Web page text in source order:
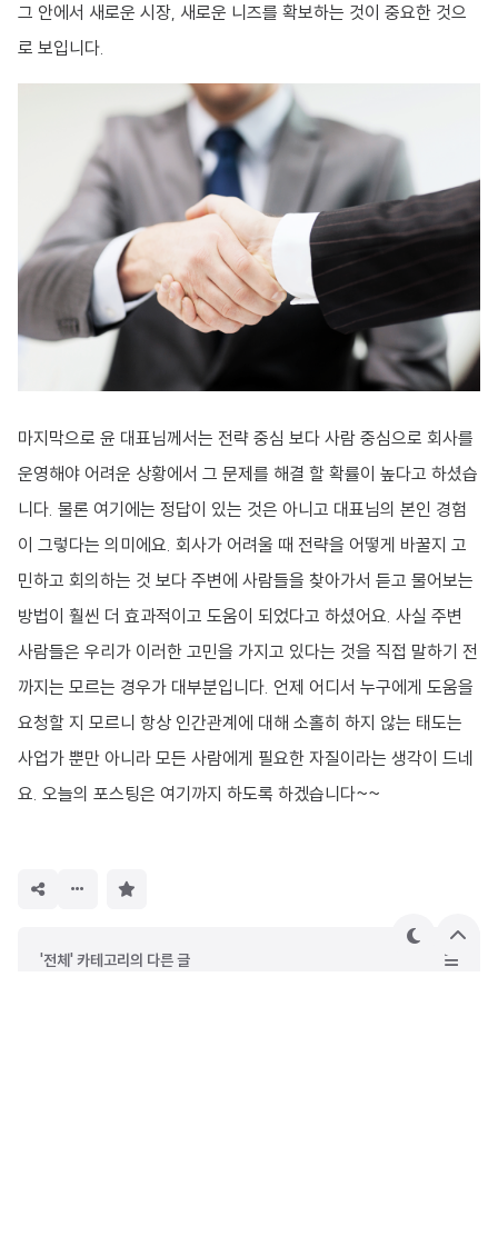
그 안에서 새로운 시장, 새로운 니즈를 확보하는 것이 중요한 것으
로 보입니다.
마지막으로 윤 대표님께서는 전략 중심 보다 사람 중심으로 회사를
운영해야 어려운 상황에서 그 문제를 해결 할 확률이 높다고 하셨습
니다. 물론 여기에는 정답이 있는 것은 아니고 대표님의 본인 경험
이 그렇다는 의미에요. 회사가 어려울 때 전략을 어떻게 바꿀지 고
민하고 회의하는 것 보다 주변에 사람들을 찾아가서 듣고 물어보는
방법이 훨씬 더 효과적이고 도움이 되었다고 하셨어요. 사실 주변
사람들은 우리가 이러한 고민을 가지고 있다는 것을 직접 말하기 전
까지는 모르는 경우가 대부분입니다. 언제 어디서 누구에게 도움을
요청할 지 모르니 항상 인간관계에 대해 소홀히 하지 않는 태도는
사업가 뿐만 아니라 모든 사람에게 필요한 자질이라는 생각이 드네
요. 오늘의 포스팅은 여기까지 하도록 하겠습니다~~
'전체' 카테고리의 다른 글
테
상
단